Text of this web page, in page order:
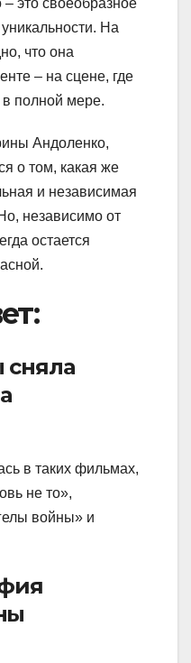
это своеобразное
На
что она
– на сцене, где
в полной мере.
Андоленко,
о том, какая же
и независимая
независимо от
остается
в таких фильмах,
не то»,
войны» и